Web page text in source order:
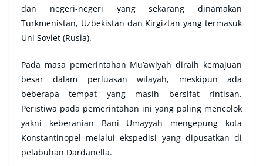
dan negeri-negeri yang sekarang dinamakan
Turkmenistan, Uzbekistan dan Kirgiztan yang termasuk
Uni Soviet (Rusia).
Pada masa pemerintahan Mu’awiyah diraih kemajuan
besar dalam perluasan wilayah, meskipun ada
beberapa tempat yang masih bersifat rintisan.
Peristiwa pada pemerintahan ini yang paling mencolok
yakni keberanian Bani Umayyah mengepung kota
Konstantinopel melalui ekspedisi yang dipusatkan di
pelabuhan Dardanella.